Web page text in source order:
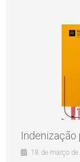
18 de março